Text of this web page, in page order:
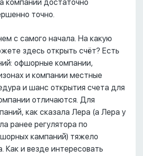
компании достаточно
точно.
с самого начала. На какую
здесь открыть счёт? Есть
офшорные компании,
и компании местные
и шанс открытия счета для
отличаются. Для
как сказала Лера (а Лера у
ранее регулятора по
кампаний) тяжело
Как и везде интересовать